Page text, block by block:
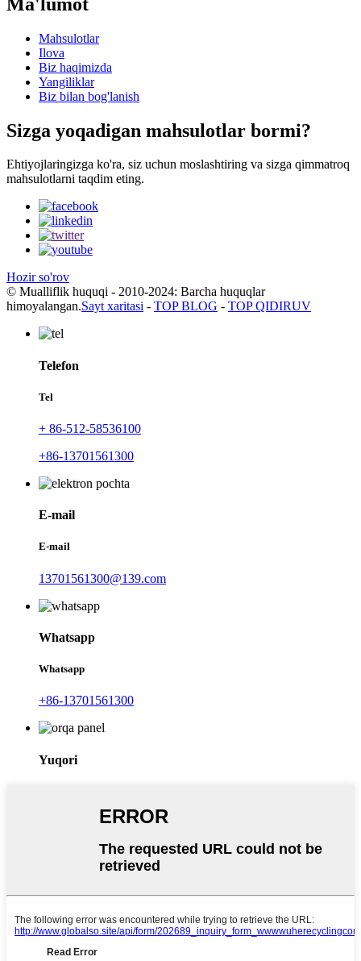
Mahsulotlar
Ilova
Biz haqimizda
Yangiliklar
Biz bilan bog'lanish
Sizga yoqadigan mahsulotlar bormi?
Ehtiyojlaringizga ko'ra, siz uchun moslashtiring va sizga qimmatroq
mahsulotlarni taqdim eting.
Hozir so'rov
© Mualliflik huquqi - 2010-2024: Barcha huquqlar
himoyalangan.Sayt xaritasi - TOP BLOG - TOP QIDIRUV
Telefon
Tel
+ 86-512-58536100
+86-13701561300
E-mail
E-mail
13701561300@139.com
Whatsapp
Whatsapp
+86-13701561300
Yuqori